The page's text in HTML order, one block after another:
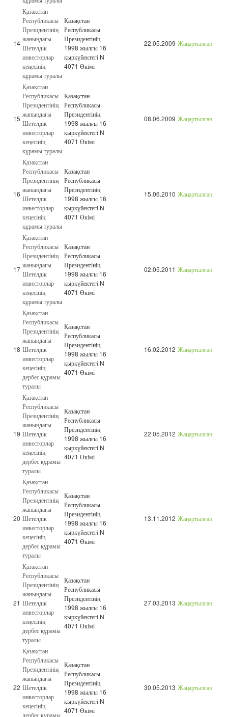
14
Қазақстан
Республикасы
Президентінің
жанындағы
Шетелдік
инвесторлар
кеңесінің
құрамы туралы
Қазақстан
Республикасы
Президентінің
1998 жылғы 16
қыркүйектегі N
4071 Өкімі
22.05.2009 Жаңартылған
15
Қазақстан
Республикасы
Президентінің
жанындағы
Шетелдік
инвесторлар
кеңесінің
құрамы туралы
Қазақстан
Республикасы
Президентінің
1998 жылғы 16
қыркүйектегі N
4071 Өкімі
08.06.2009 Жаңартылған
16
Қазақстан
Республикасы
Президентінің
жанындағы
Шетелдік
инвесторлар
кеңесінің
құрамы туралы
Қазақстан
Республикасы
Президентінің
1998 жылғы 16
қыркүйектегі N
4071 Өкімі
15.06.2010 Жаңартылған
17
Қазақстан
Республикасы
Президентінің
жанындағы
Шетелдік
инвесторлар
кеңесінің
құрамы туралы
Қазақстан
Республикасы
Президентінің
1998 жылғы 16
қыркүйектегі N
4071 Өкімі
02.05.2011 Жаңартылған
18
Қазақстан
Республикасы
Президентінің
жанындағы
Шетелдік
инвесторлар
кеңесінің
дербес құрамы
туралы
Қазақстан
Республикасы
Президентінің
1998 жылғы 16
қыркүйектегі N
4071 Өкімі
16.02.2012 Жаңартылған
19
Қазақстан
Республикасы
Президентінің
жанындағы
Шетелдік
инвесторлар
кеңесінің
дербес құрамы
туралы
Қазақстан
Республикасы
Президентінің
1998 жылғы 16
қыркүйектегі N
4071 Өкімі
22.05.2012 Жаңартылған
20
Қазақстан
Республикасы
Президентінің
жанындағы
Шетелдік
инвесторлар
кеңесінің
дербес құрамы
туралы
Қазақстан
Республикасы
Президентінің
1998 жылғы 16
қыркүйектегі N
4071 Өкімі
13.11.2012 Жаңартылған
21
Қазақстан
Республикасы
Президентінің
жанындағы
Шетелдік
инвесторлар
кеңесінің
дербес құрамы
туралы
Қазақстан
Республикасы
Президентінің
1998 жылғы 16
қыркүйектегі N
4071 Өкімі
27.03.2013 Жаңартылған
22
Қазақстан
Республикасы
Президентінің
жанындағы
Шетелдік
инвесторлар
кеңесінің
дербес құрамы
Қазақстан
Республикасы
Президентінің
1998 жылғы 16
қыркүйектегі N
4071 Өкімі
30.05.2013 Жаңартылған